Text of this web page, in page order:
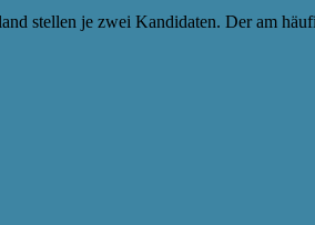
stellen je zwei Kandidaten. Der am